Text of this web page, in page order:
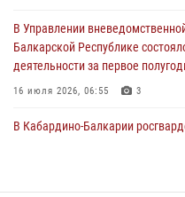
В Управлении
Балкарской Республике
деятельности за первое
16 июля 2026, 06:55 3
В Кабардино-Балкарии